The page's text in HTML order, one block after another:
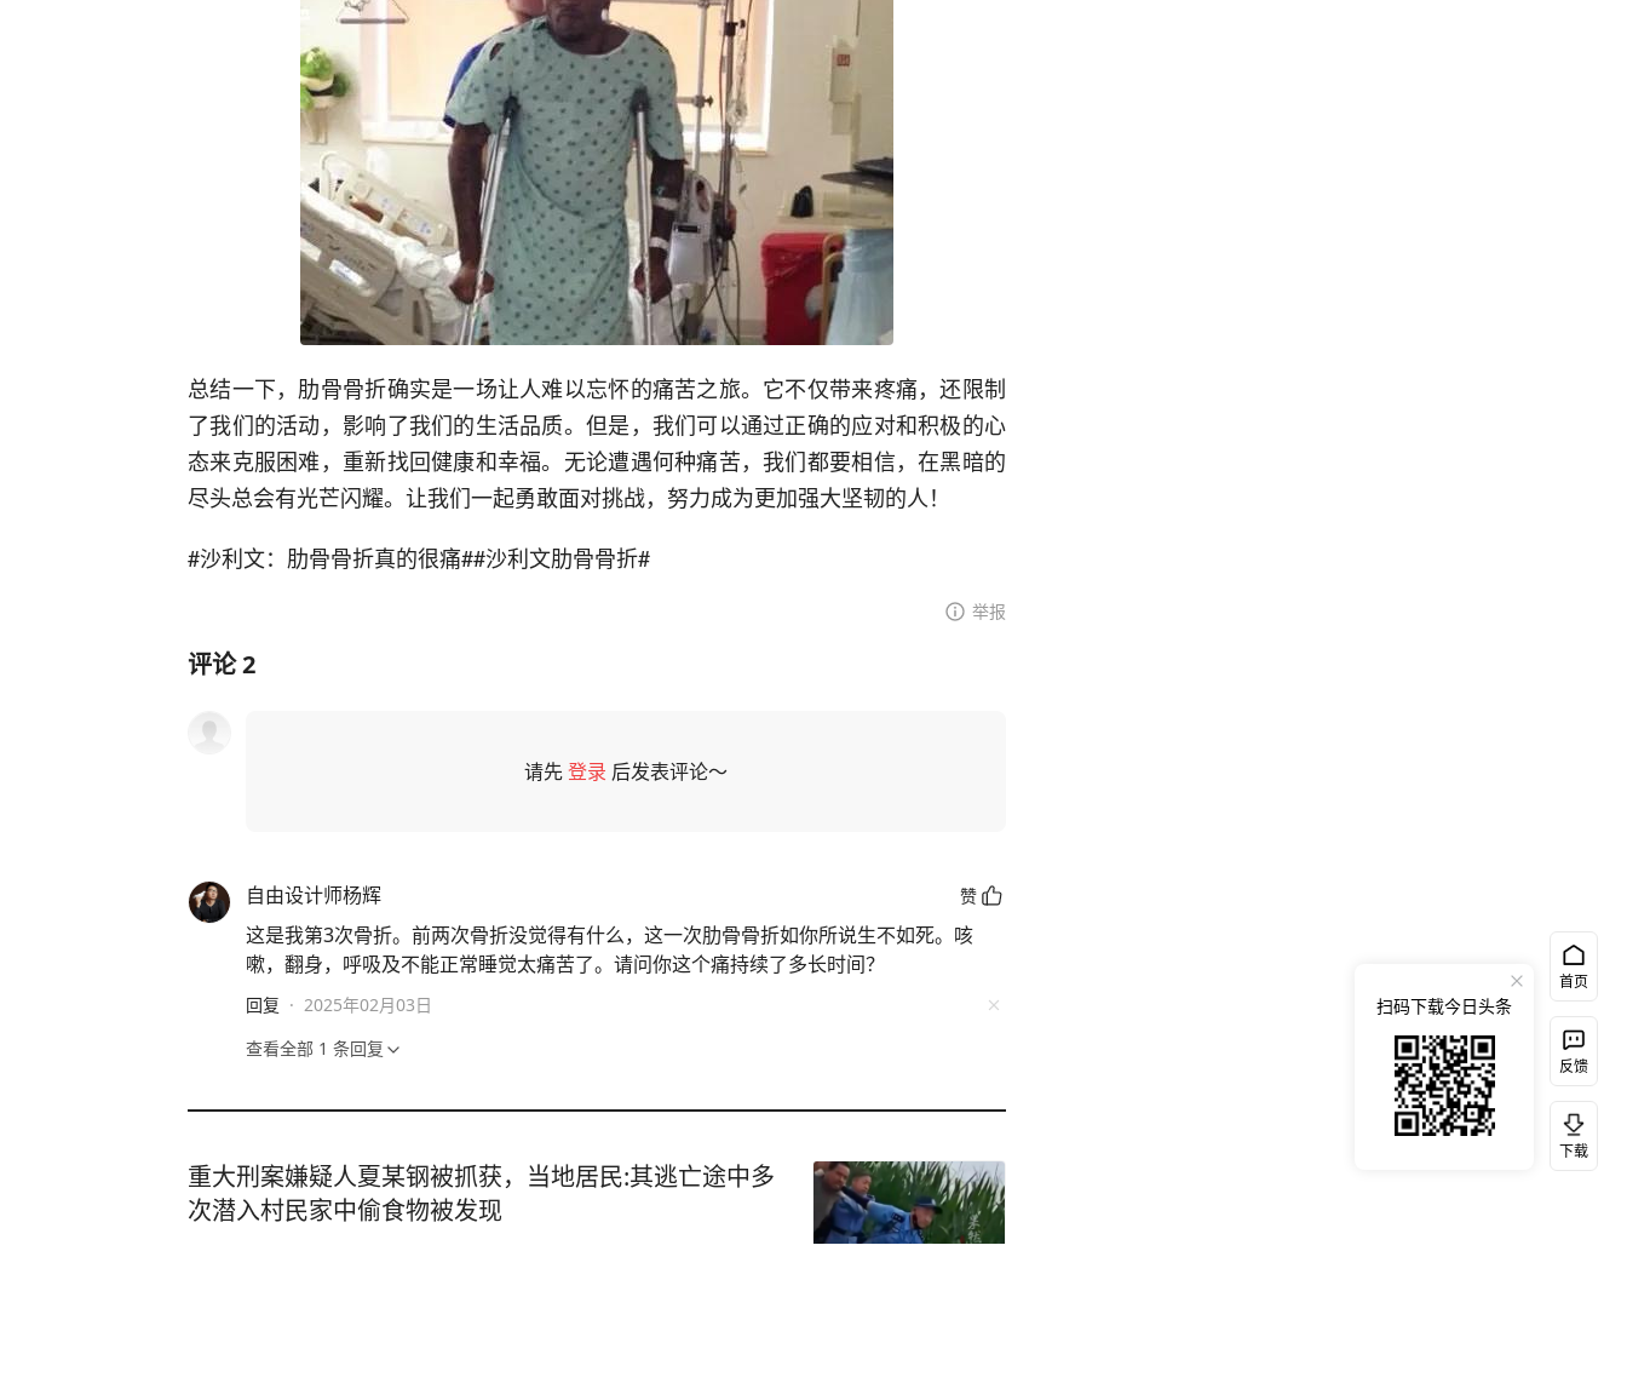
总结一下，肋骨骨折确实是一场让人难以忘怀的痛苦之旅。它不仅带来疼痛，还限制
了我们的活动，影响了我们的生活品质。但是，我们可以通过正确的应对和积极的心
态来克服困难，重新找回健康和幸福。无论遭遇何种痛苦，我们都要相信，在黑暗的
尽头总会有光芒闪耀。让我们一起勇敢面对挑战，努力成为更加强大坚韧的人！
#沙利文：肋骨骨折真的很痛##沙利文肋骨骨折#
举报
评论2
请先登录 后发表评论～
自由设计师杨辉 赞
这是我第3次骨折。前两次骨折没觉得有什么，这一次肋骨骨折如你所说生不如死。咳
嗽，翻身，呼吸及不能正常睡觉太痛苦了。请问你这个痛持续了多长时间？
回复 · 2025年02月03日
查看全部 1 条回复
重大刑案嫌疑人夏某钢被抓获，当地居民:其逃亡途中多
次潜入村民家中偷食物被发现
首页
反馈
下载
扫码下载今日头条